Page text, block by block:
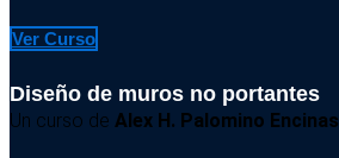
Ver Curso
Diseño de muros no portantes
Un curso de Alex H. Palomino Encinas